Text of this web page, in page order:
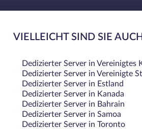
VIELLEICHT SIND SIE
Dedizierter Server in Vereinigtes
Dedizierter Server in Vereinigte
Dedizierter Server in Estland
Dedizierter Server in Kanada
Dedizierter Server in Bahrain
Dedizierter Server in Samoa
Dedizierter Server in Toronto